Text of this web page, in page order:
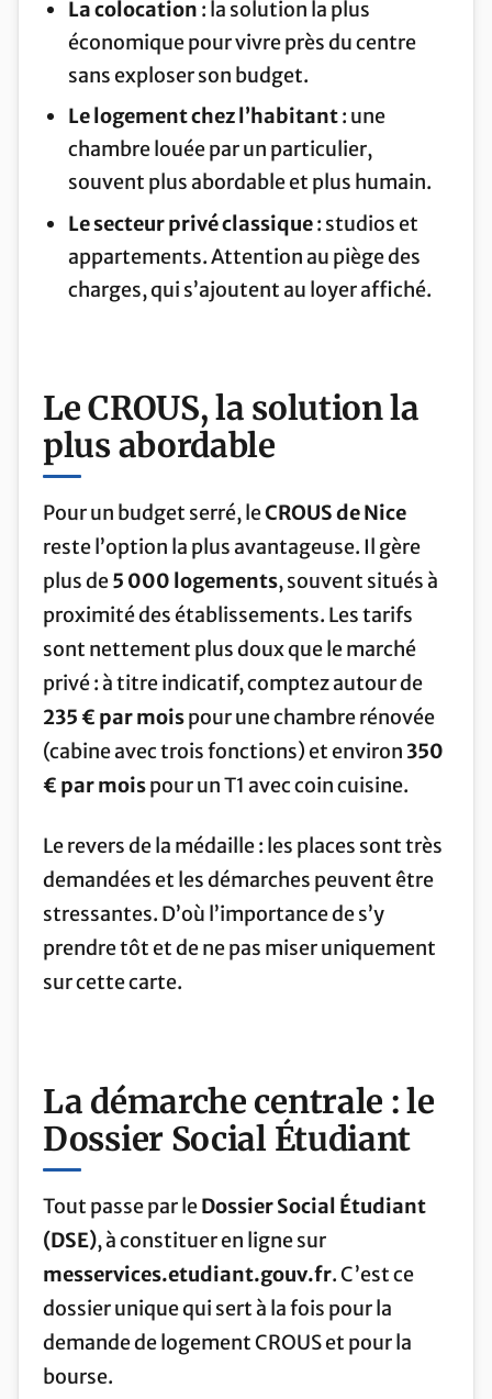
La colocation : la solution la plus
économique pour vivre près du centre
sans exploser son budget.
Le logement chez l’habitant: une
chambre louée par un particulier,
souvent plus abordable et plus humain.
Le secteur privé classique: studios et
appartements. Attention au piège des
charges, qui s’ajoutent au loyer affiché.
Le CROUS, la solution la
plus abordable
Pour un budget serré, leCROUS de Nice
reste l’option la plus avantageuse. Il gère
plus de5 000 logements, souvent situés à
proximité des établissements. Les tarifs
sont nettement plus doux que le marché
privé : à titre indicatif, comptez autour de
235 € par moispour une chambre rénovée
(cabine avec trois fonctions) et environ 350
€ par moispour un T1 avec coin cuisine.
Le revers de la médaille : les places sont très
demandées et les démarches peuvent être
stressantes. D’où l’importance de s’y
prendre tôt et de ne pas miser uniquement
sur cette carte.
La démarche centrale : le
Dossier Social Étudiant
Tout passe par leDossier Social Étudiant
(DSE), à constituer en ligne sur
messervices.etudiant.gouv.fr. C’est ce
dossier unique qui sert à la fois pour la
demande de logement CROUS et pour la
bourse.